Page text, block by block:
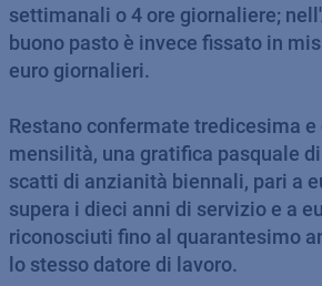
settimanali o 4 ore giornaliere;
buono pasto è invece fissato in
euro giornalieri.
Restano confermate tredicesima
mensilità, una gratifica pasquale
scatti di anzianità biennali, pari a
supera i dieci anni di servizio e a
riconosciuti fino al quarantesimo
lo stesso datore di lavoro.